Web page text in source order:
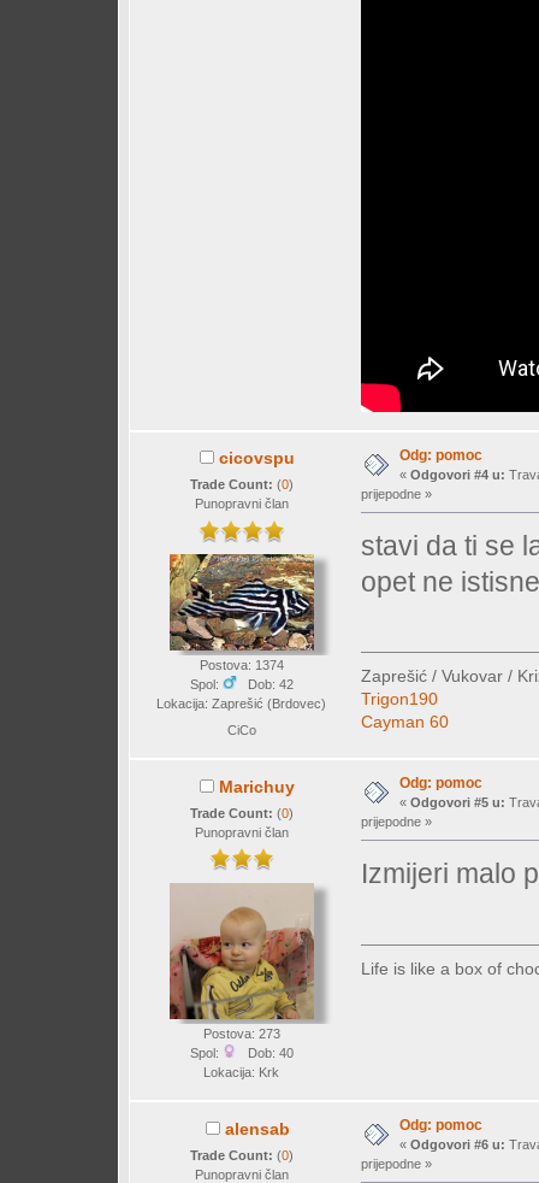
cicovspu
Trade Count: (0)
Punopravni član
Postova: 1374
Spol:
Dob: 42
Lokacija: Zaprešić (Brdovec)
CiCo
Odg: pomoc
« Odgovori #4 u:
prijepodne »
stavi da ti se
opet ne
Zaprešić / Vukovar /
Trigon190
Cayman 60
Marichuy
Trade Count: (0)
Punopravni član
Postova: 273
Spol:
Dob: 40
Lokacija: Krk
Odg: pomoc
« Odgovori #5 u:
prijepodne »
Izmijeri malo
Life is like a box of
alensab
Trade Count: (0)
Punopravni član
Odg: pomoc
« Odgovori #6 u:
prijepodne »